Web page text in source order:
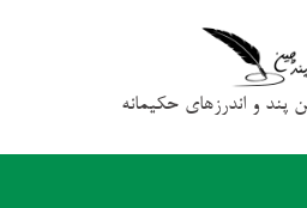
پند و اندرزهای حکیمانه